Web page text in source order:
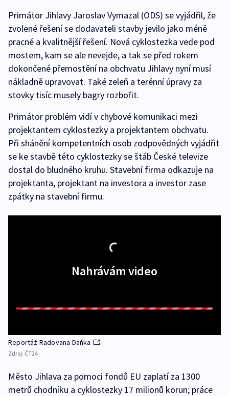
Primátor Jihlavy Jaroslav Vymazal (ODS) se vyjádřil, že
zvolené řešení se dodavateli stavby jevilo jako méně
pracné a kvalitnější řešení. Nová cyklostezka vede pod
mostem, kam se ale nevejde, a tak se před rokem
dokončené přemostění na obchvatu Jihlavy nyní musí
nákladně upravovat. Také zeleň a terénní úpravy za
stovky tisíc musely bagry rozbořit.
Primátor problém vidí v chybové komunikaci mezi
projektantem cyklostezky a projektantem obchvatu.
Při shánění kompetentních osob zodpovědných vyjádřit
se ke stavbě této cyklostezky se štáb České televize
dostal do bludného kruhu. Stavební firma odkazuje na
projektanta, projektant na investora a investor zase
zpátky na stavební firmu.
Nahrávám video
Reportáž Radovana Daňka
Zdroj: ČT24
Město Jihlava za pomoci fondů EU zaplatí za 1300
metrů chodníku a cyklostezky 17 milionů korun; práce